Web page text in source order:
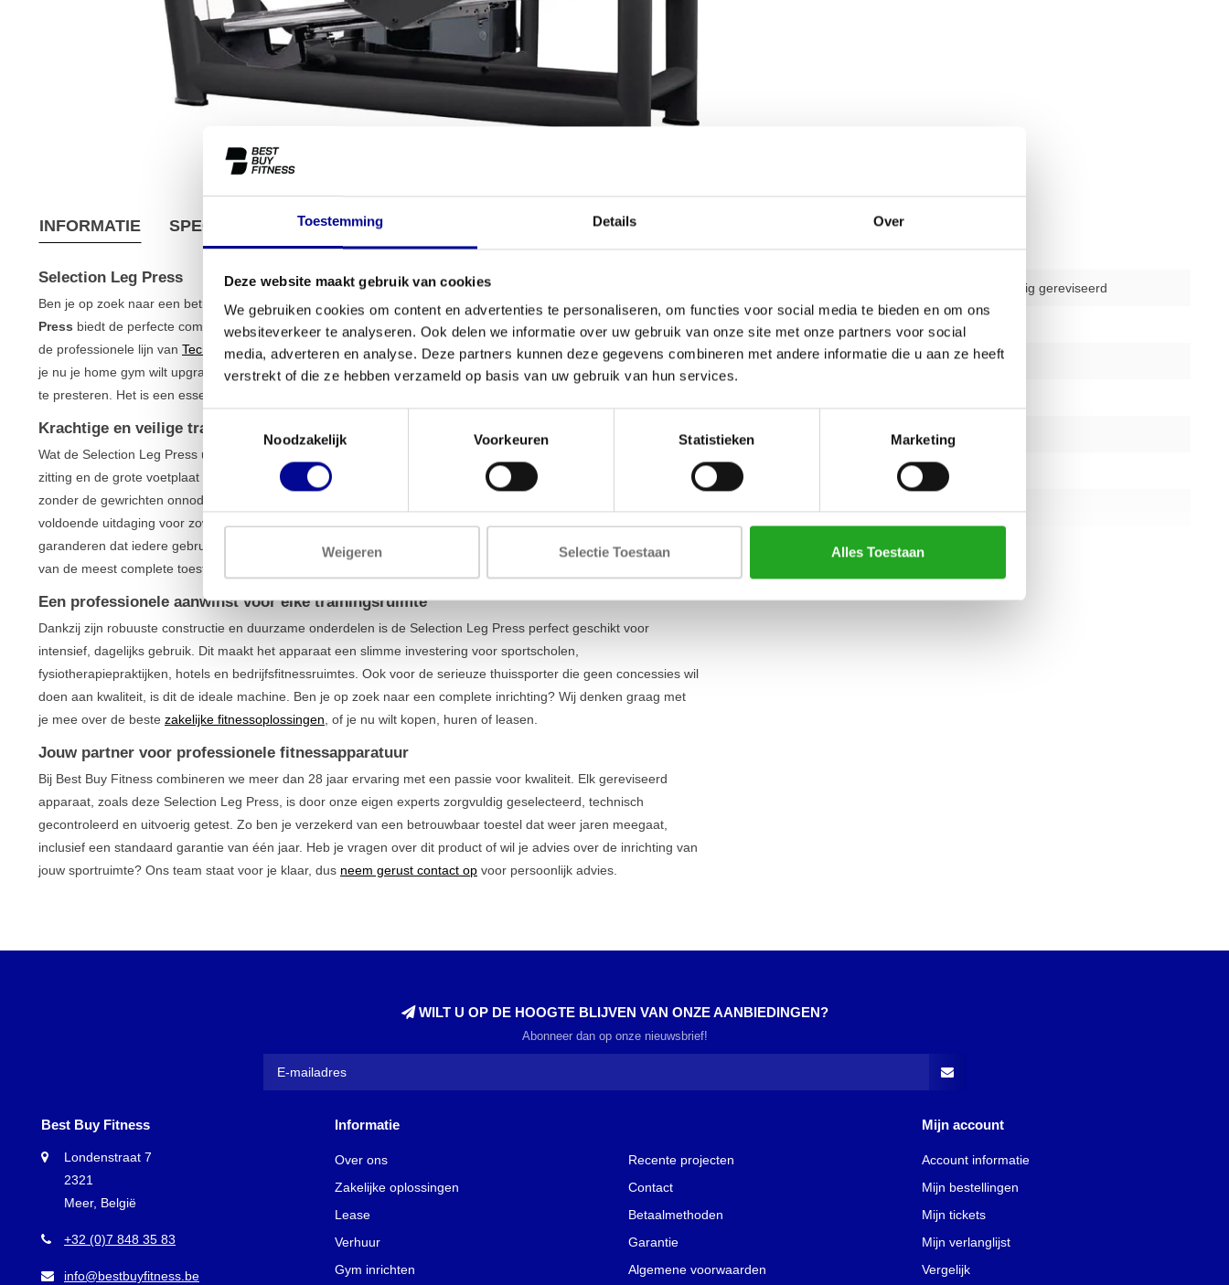
Toestemming Details Over
Deze website maakt gebruik van cookies
We gebruiken cookies om content en advertenties te personaliseren, om functies voor social media te bieden en om ons
websiteverkeer te analyseren. Ook delen we informatie over uw gebruik van onze site met onze partners voor social
media, adverteren en analyse. Deze partners kunnen deze gegevens combineren met andere informatie die u aan ze heeft
verstrekt of die ze hebben verzameld op basis van uw gebruik van hun services.
Noodzakelijk
Voorkeuren Statistieken Marketing
Weigeren Selectie Toestaan Alles Toestaan
INFORMATIE SPECIFICATIES VERZENDVOORWAARDEN
Selection Leg Press
Ben je op zoek naar een betrouwbare en effectieve manier om je beenspieren te trainen? De
Selection Leg
Press biedt de perfecte combinatie van gebruiksgemak, veiligheid en resultaat. Dit volledig gereviseerde model uit
de professionele lijn van Technogymis een uitstekende keuze voor wie topkwaliteit zoekt voor een eerlijke prijs. Of
je nu je home gym wilt upgraden of een duurzaam toestel voor je sportschool zoekt, dit apparaat is ontworpen om
te presteren. Het is een essentieel onderdeel van elke complete
Krachtige en veilige training met de Selection Leg Press
Wat de Selection Leg Press uniek maakt, is de focus op een correcte en veilige beweging. De ergonomische
zitting en de grote voetplaat zorgen voor een stabiele houding, waardoor je de spieren optimaal kunt isoleren
zonder de gewrichten onnodig te belasten. Met een
voldoende uitdaging voor zowel beginnende als vergevorderde sporters. De verstelbare zitting en rugleuning
garanderen dat iedere gebruiker de perfecte positie kan vinden voor een effectieve training. Dit maakt het een
van de meest complete toestellen binnen ons
Een professionele aanwinst voor elke trainingsruimte
Dankzij zijn robuuste constructie en duurzame onderdelen is de Selection Leg Press perfect geschikt voor
intensief, dagelijks gebruik. Dit maakt het apparaat een slimme investering voor sportscholen,
fysiotherapiepraktijken, hotels en bedrijfsfitnessruimtes. Ook voor de serieuze thuissporter die geen concessies wil
doen aan kwaliteit, is dit de ideale machine. Ben je op zoek naar een complete inrichting? Wij denken graag met
je mee over de beste zakelijke fitnessoplossingen , of je nu wilt kopen, huren of leasen.
Jouw partner voor professionele fitnessapparatuur
Bij Best Buy Fitness combineren we meer dan 28 jaar ervaring met een passie voor kwaliteit. Elk gereviseerd
apparaat, zoals deze Selection Leg Press, is door onze eigen experts zorgvuldig geselecteerd, technisch
gecontroleerd en uitvoerig getest. Zo ben je verzekerd van een betrouwbaar toestel dat weer jaren meegaat,
inclusief een standaard garantie van één jaar. Heb je vragen over dit product of wil je advies over de inrichting van
jouw sportruimte? Ons team staat voor je klaar, dus neem gerust contact op voor persoonlijk advies.
gebruikt - volledig gereviseerd
Aantal onderdelen
Garantie 1 jaar
Kleur zwart of zilver
Lengte 2070 mm
alle specificaties
WILT U OP DE HOOGTE BLIJVEN VAN ONZE AANBIEDINGEN?
Abonneer dan op onze nieuwsbrief!
Best Buy Fitness
Londenstraat 7
2321
Meer, België
+32 (0)7 848 35 83
info@bestbuyfitness.be
Informatie
Over ons
Zakelijke oplossingen
Lease
Verhuur
Gym inrichten
Recente projecten
Contact
Betaalmethoden
Garantie
Algemene voorwaarden
Mijn account
Account informatie
Mijn bestellingen
Mijn tickets
Mijn verlanglijst
Vergelijk